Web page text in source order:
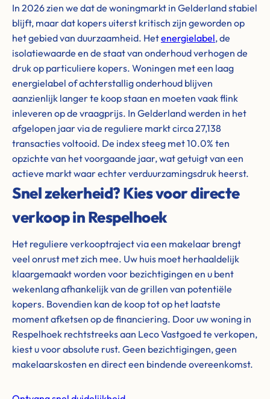
In 2026 zien we dat de woningmarkt in Gelderland stabiel
blijft, maar dat kopers uiterst kritisch zijn geworden op
het gebied van duurzaamheid. Hetenergielabel, de
isolatiewaarde en de staat van onderhoud verhogen de
druk op particuliere kopers. Woningen met een laag
energielabel of achterstallig onderhoud blijven
aanzienlijk langer te koop staan en moeten vaak flink
inleveren op de vraagprijs. In Gelderland werden in het
afgelopen jaar via de reguliere markt circa 27,138
transacties voltooid. De index steeg met 10.0% ten
opzichte van het voorgaande jaar, wat getuigt van een
actieve markt waar echter verduurzamingsdruk heerst.
Snel zekerheid? Kies voor directe
verkoop in Respelhoek
Het reguliere verkooptraject via een makelaar brengt
veel onrust met zich mee. Uw huis moet herhaaldelijk
klaargemaakt worden voor bezichtigingen en u bent
wekenlang afhankelijk van de grillen van potentiële
kopers. Bovendien kan de koop tot op het laatste
moment afketsen op de financiering. Door uw woning in
Respelhoek rechtstreeks aan Leco Vastgoed te verkopen,
kiest u voor absolute rust. Geen bezichtigingen, geen
makelaarskosten en direct een bindende overeenkomst.